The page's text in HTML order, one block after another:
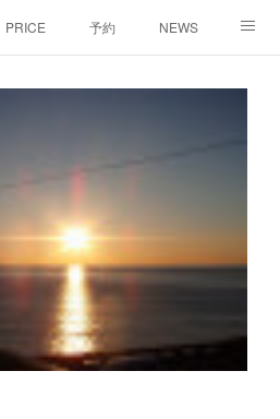
PRICE 予約 NEWS